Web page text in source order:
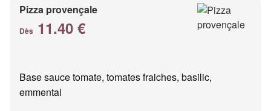
Pizza provençale
Dès 11.40 €
Base sauce tomate, tomates fraiches, basilic,
emmental